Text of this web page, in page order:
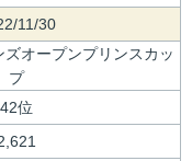
11/30
オープンプリンスカッ
プ
42位